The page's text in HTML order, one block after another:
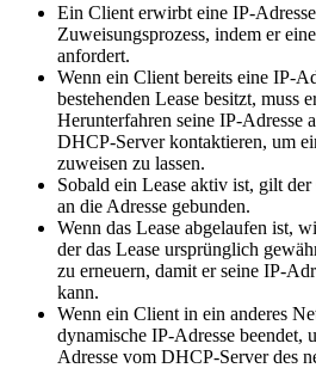
Ein Client erwirbt eine IP-
Zuweisungsprozess, indem er
anfordert.
Wenn ein Client bereits eine IP-
bestehenden Lease besitzt, muss
Herunterfahren seine IP-Adresse
DHCP-Server kontaktieren, um
zuweisen zu lassen.
Sobald ein Lease aktiv ist, gilt
an die Adresse gebunden.
Wenn das Lease abgelaufen ist,
der das Lease ursprünglich
zu erneuern, damit er seine IP-
kann.
Wenn ein Client in ein anderes
dynamische IP-Adresse beendet,
Adresse vom DHCP-Server des